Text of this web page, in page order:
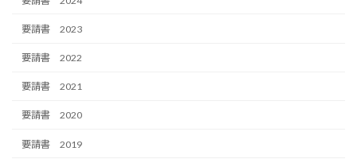
要請書 2023
要請書 2022
要請書 2021
要請書 2020
要請書 2019